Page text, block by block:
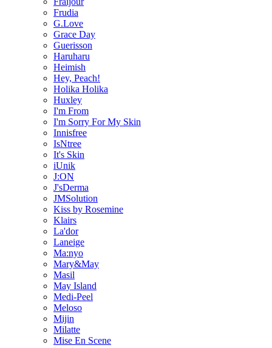
Frudia
G.Love
Grace Day
Guerisson
Haruharu
Heimish
Hey, Peach!
Holika Holika
Huxley
I'm From
I'm Sorry For My Skin
Innisfree
IsNtree
It's Skin
iUnik
J:ON
J'sDerma
JMSolution
Kiss by Rosemine
Klairs
La'dor
Laneige
Ma:nyo
Mary&May
Masil
May Island
Medi-Peel
Meloso
Mijin
Milatte
Mise En Scene